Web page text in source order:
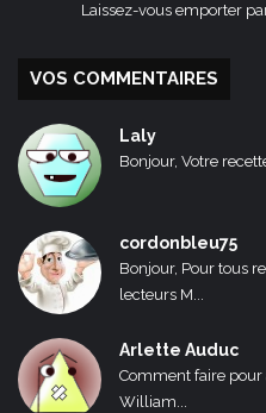
Laissez-vous emporter
VOS COMMENTAIRES
Laly
Bonjour, Votre
cordonbleu75
Bonjour, Pour tous
lecteurs M...
Arlette Auduc
Comment faire pour
William...